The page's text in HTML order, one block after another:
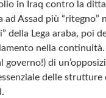
in Iraq contro la
Assad più “ritegno”
della Lega araba, poi
nella
di
delle